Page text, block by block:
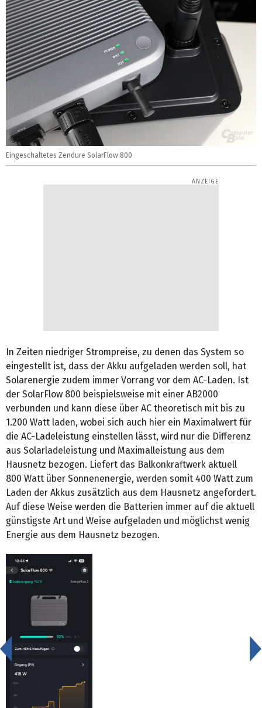
Eingeschaltetes Zendure SolarFlow 800
In Zeiten niedriger Strompreise, zu denen das System so
eingestellt ist, dass der Akku aufgeladen werden soll, hat
Solarenergie zudem immer Vorrang vor dem AC-Laden. Ist
der SolarFlow 800 beispielsweise mit einer AB2000
verbunden und kann diese über AC theoretisch mit bis zu
1.200 Watt laden, wobei sich auch hier ein Maximalwert für
die AC-Ladeleistung einstellen lässt, wird nur die Differenz
aus Solarladeleistung und Maximalleistung aus dem
Hausnetz bezogen. Liefert das Balkonkraftwerk aktuell
800 Watt über Sonnenenergie, werden somit 400 Watt zum
Laden der Akkus zusätzlich aus dem Hausnetz angefordert.
Auf diese Weise werden die Batterien immer auf die aktuell
günstigste Art und Weise aufgeladen und möglichst wenig
Energie aus dem Hausnetz bezogen.
<